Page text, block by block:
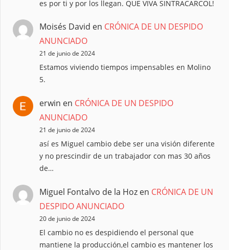
es por ti y por los llegan. QUE VIVA SINTRACARCOL!
Moisés David en CRÓNICA DE UN DESPIDO
ANUNCIADO
21 de junio de 2024
Estamos viviendo tiempos impensables en Molino
5.
erwin en CRÓNICA DE UN DESPIDO
ANUNCIADO
21 de junio de 2024
así es Miguel cambio debe ser una visión diferente
y no prescindir de un trabajador con mas 30 años
de…
Miguel Fontalvo de la Hoz en CRÓNICA DE UN
DESPIDO ANUNCIADO
20 de junio de 2024
El cambio no es despidiendo el personal que
mantiene la producción,el cambio es mantener los